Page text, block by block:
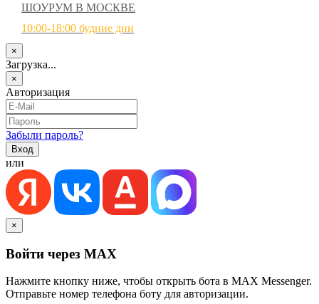
ШОУРУМ В МОСКВЕ
10:00-18:00 будние дни
×
Загрузка...
×
Авторизация
Забыли пароль?
или
×
Войти через MAX
Нажмите кнопку ниже, чтобы открыть бота в MAX Messenger.
Отправьте номер телефона боту для авторизации.